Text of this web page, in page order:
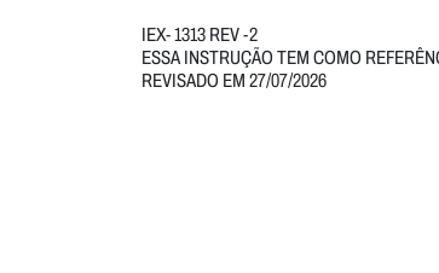
IEX- 1313 REV -2
ESSA INSTRUÇÃO TEM COMO
REVISADO EM 27/07/2026